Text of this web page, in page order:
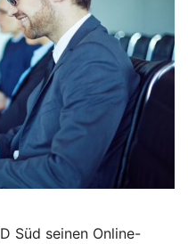
Süd seinen Online-